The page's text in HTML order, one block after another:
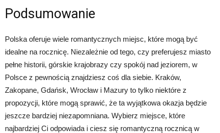
Podsumowanie
Polska oferuje wiele romantycznych miejsc, które mogą być
idealne na rocznicę. Niezależnie od tego, czy preferujesz miasto
pełne historii, górskie krajobrazy czy spokój nad jeziorem, w
Polsce z pewnością znajdziesz coś dla siebie. Kraków,
Zakopane, Gdańsk, Wrocław i Mazury to tylko niektóre z
propozycji, które mogą sprawić, że ta wyjątkowa okazja będzie
jeszcze bardziej niezapomniana. Wybierz miejsce, które
najbardziej Ci odpowiada i ciesz się romantyczną rocznicą w